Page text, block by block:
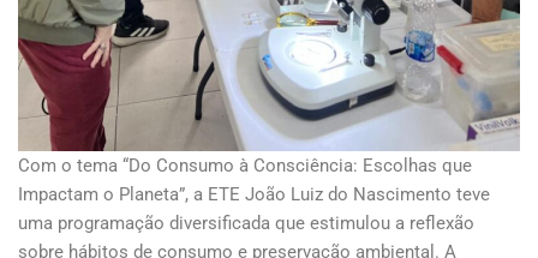
Com o tema “Do Consumo à Consciência: Escolhas que
Impactam o Planeta”, a ETE João Luiz do Nascimento teve
uma programação diversificada que estimulou a reflexão
sobre hábitos de consumo e preservação ambiental. A